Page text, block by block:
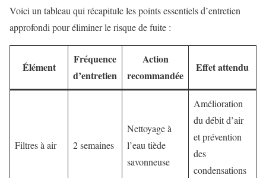
Voici un tableau qui récapitule les points essentiels d’entretien
approfondi pour éliminer le risque de fuite :
Élément
Fréquence
d’entretien
Action
recommandée
Effet attendu
Filtres à air 2 semaines
Nettoyage à
l’eau tiède
savonneuse
Amélioration
du débit d’air
et prévention
des
condensations